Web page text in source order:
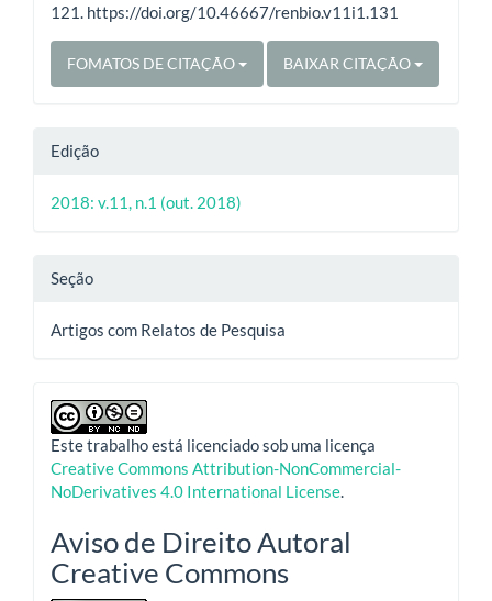
121. https://doi.org/10.46667/renbio.v11i1.131
FOMATOS DE CITAÇÃO BAIXAR CITAÇÃO
Edição
2018: v.11, n.1 (out. 2018)
Seção
Artigos com Relatos de Pesquisa
Este trabalho está licenciado sob uma licença
Creative Commons Attribution-NonCommercial-
NoDerivatives 4.0 International License.
Aviso de Direito Autoral
Creative Commons